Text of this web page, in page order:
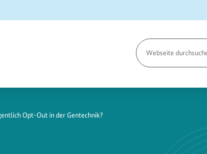
Seite
durchsuchen
Opt-Out in der Gentechnik?